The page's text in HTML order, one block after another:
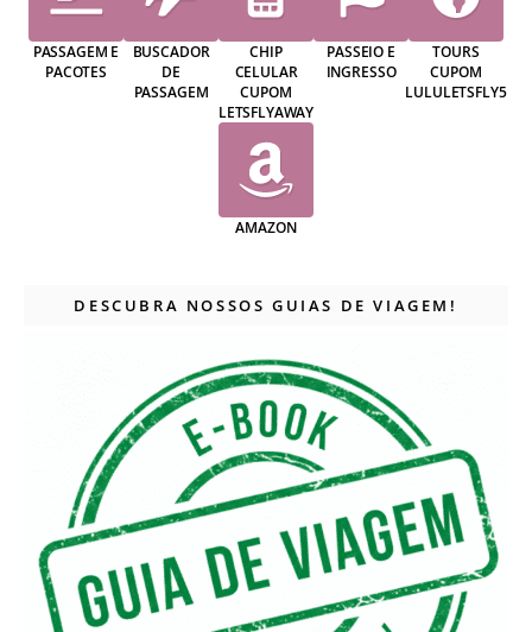
PASSAGEM E
PACOTES
BUSCADOR
DE
PASSAGEM
CHIP
CELULAR
CUPOM
LETSFLYAWAY
PASSEIO E
INGRESSO
TOURS
CUPOM
LULULETSFLY5
AMAZON
DESCUBRA NOSSOS GUIAS DE VIAGEM!